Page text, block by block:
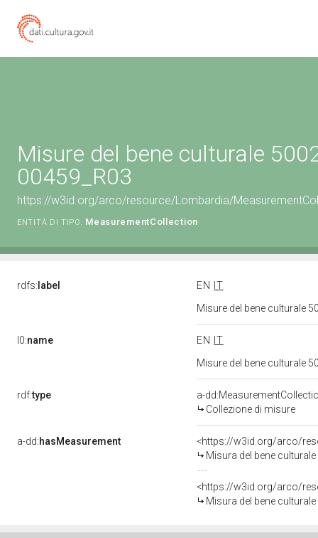
Misure del bene culturale
00459_R03
https://w3id.org/arco/resource/Lombardia/
ENTITÀ DI TIPO: MeasurementCollection
rdfs: label EN
IT
Misure del bene culturale
l0:name EN
IT
Misure del bene culturale
rdf:type
a-
Collezione di misure
a-dd:hasMeasurement
<https://w3id.org/arco/
Misura del bene
<https://w3id.org/arco/
Misura del bene